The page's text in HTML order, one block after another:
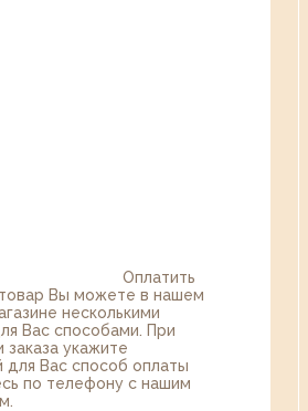
Оплатить
товар Вы можете в нашем
несколькими
Вас способами. При
укажите
Вас способ оплаты
по телефону с нашим